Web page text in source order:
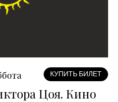
КУПИТЬ БИЛЕТ
Цоя. Кино